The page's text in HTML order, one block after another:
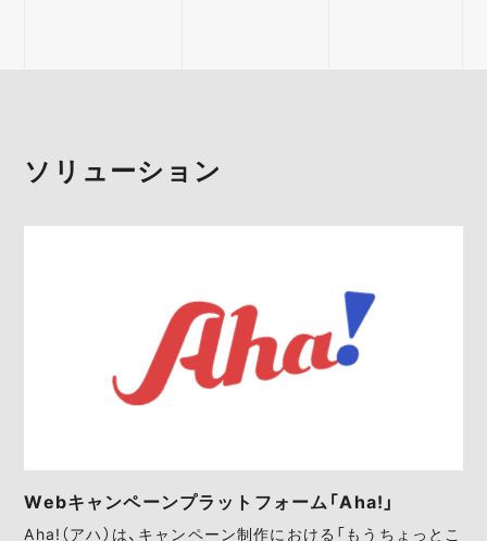
ソリューション
Webキャンペーンプラットフォーム「Aha!」
Aha!（アハ）は、キャンペーン制作における「もうちょっとこ